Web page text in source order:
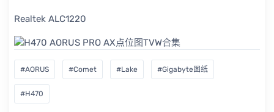
Realtek ALC1220
#AORUS #Comet #Lake #Gigabyte图纸
#H470